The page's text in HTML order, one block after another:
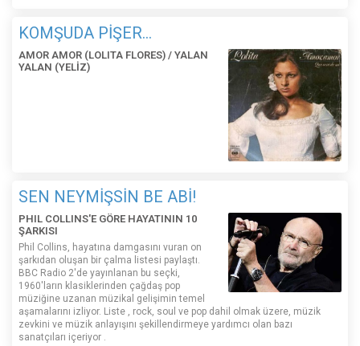
KOMŞUDA PİŞER...
AMOR AMOR (LOLITA FLORES) / YALAN
YALAN (YELİZ)
SEN NEYMİŞSİN BE ABİ!
PHIL COLLINS'E GÖRE HAYATININ 10
ŞARKISI
Phil Collins, hayatına damgasını vuran on
şarkıdan oluşan bir çalma listesi paylaştı.
BBC Radio 2'de yayınlanan bu seçki,
1960'ların klasiklerinden çağdaş pop
müziğine uzanan müzikal gelişimin temel
aşamalarını izliyor. Liste , rock, soul ve pop dahil olmak üzere, müzik
zevkini ve müzik anlayışını şekillendirmeye yardımcı olan bazı
sanatçıları içeriyor .